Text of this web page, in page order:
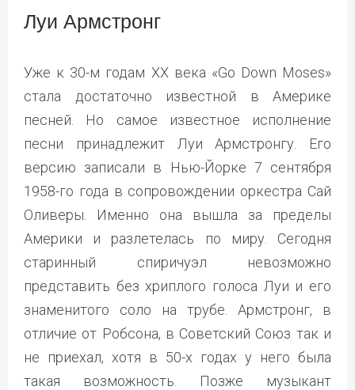
Луи Армстронг
Уже к 30-м годам ХХ века «Go Down Moses»
стала достаточно известной в Америке
песней. Но самое известное исполнение
песни принадлежит Луи Армстронгу. Его
версию записали в Нью-Йорке 7 сентября
1958-го года в сопровождении оркестра Сай
Оливеры. Именно она вышла за пределы
Америки и разлетелась по миру. Сегодня
старинный спиричуэл невозможно
представить без хриплого голоса Луи и его
знаменитого соло на трубе. Армстронг, в
отличие от Робсона, в Советский Союз так и
не приехал, хотя в 50-х годах у него была
такая возможность. Позже музыкант